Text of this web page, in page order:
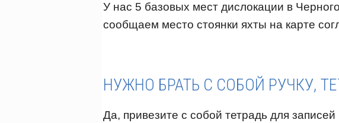
У нас 5 базовых мест дислокации в
сообщаем место стоянки яхты на карте
НУЖНО БРАТЬ С СОБОЙ РУЧКУ,
Да, привезите с собой тетрадь для записей